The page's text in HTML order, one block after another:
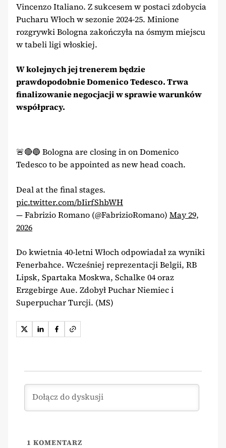
Vincenzo Italiano. Z sukcesem w postaci zdobycia
Pucharu Włoch w sezonie 2024-25. Minione
rozgrywki Bologna zakończyła na ósmym miejscu
w tabeli ligi włoskiej.
W kolejnych jej trenerem będzie
prawdopodobnie Domenico Tedesco. Trwa
finalizowanie negocjacji w sprawie warunków
współpracy.
🚨🔴🔵 Bologna are closing in on Domenico
Tedesco to be appointed as new head coach.
Deal at the final stages.
pic.twitter.com/bIirfShbWH
— Fabrizio Romano (@FabrizioRomano) May 29,
2026
Do kwietnia 40-letni Włoch odpowiadał za wyniki
Fenerbahce. Wcześniej reprezentacji Belgii, RB
Lipsk, Spartaka Moskwa, Schalke 04 oraz
Erzgebirge Aue. Zdobył Puchar Niemiec i
Superpuchar Turcji. (MS)
1 KOMENTARZ